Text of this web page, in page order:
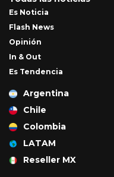
Es Noticia
Flash News
Opinión
In & Out
Es Tendencia
Argentina
Chile
Colombia
LATAM
Reseller MX